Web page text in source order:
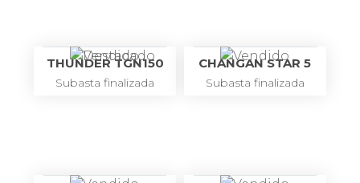
THUNDER TGN150
Subasta finalizada
CHANGAN STAR 5
Subasta finalizada